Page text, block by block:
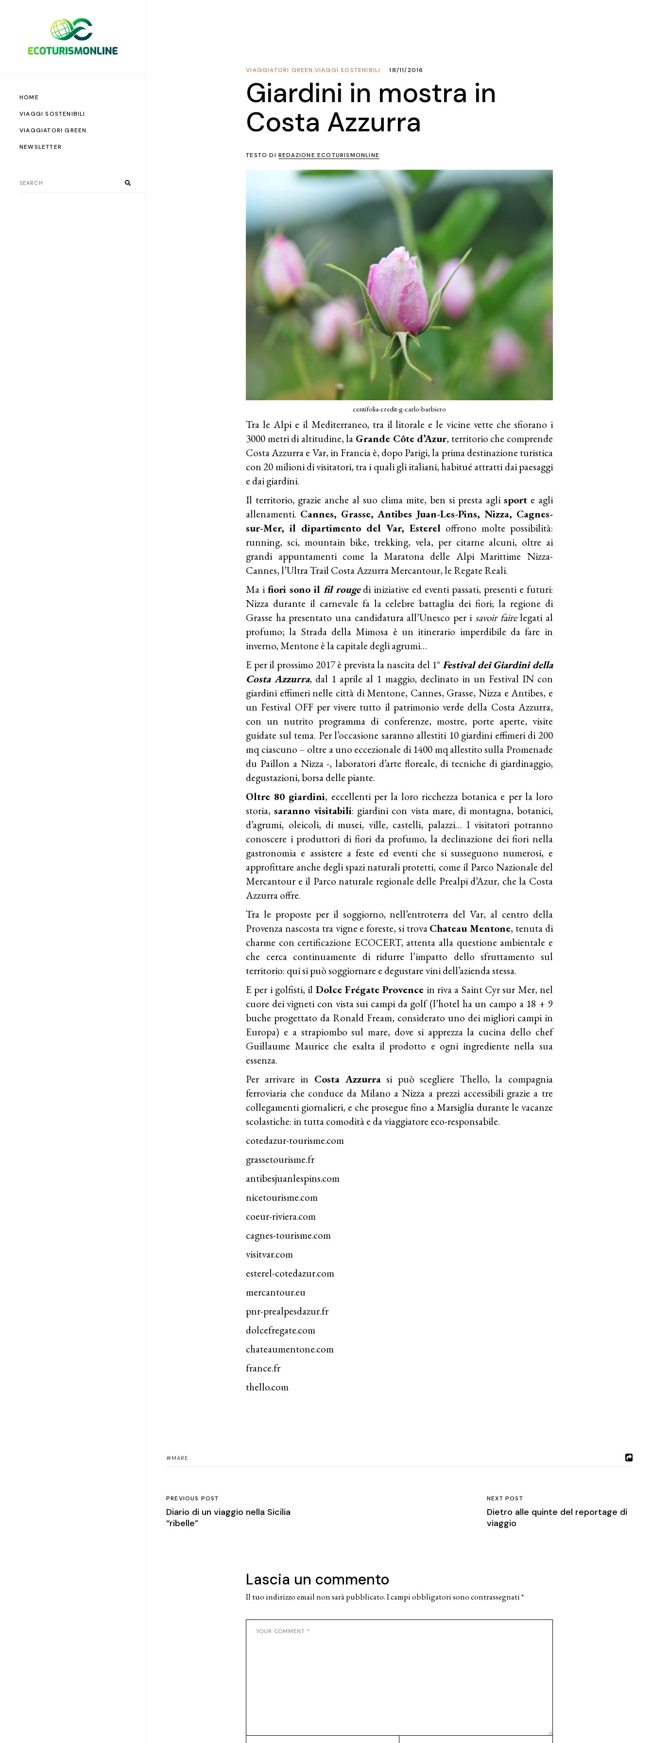
HOME
VIAGGI SOSTENIBILI
VIAGGIATORI GREEN
NEWSLETTER
VIAGGI SOSTENIBILI
,
VIAGGIATORI GREEN 18/11/2016
Giardini in mostra in
Costa Azzurra
TESTO DI REDAZIONE ECOTURISMONLINE
centifolia-credit-g-carlo-barbiero
Tra le Alpi e il Mediterraneo, tra il litorale e le vicine vette che sfiorano i
3000 metri di altitudine, la Grande Côte d’Azur, territorio che comprende
Costa Azzurra e Var, in Francia è, dopo Parigi, la prima destinazione turistica
con 20 milioni di visitatori, tra i quali gli italiani, habitué attratti dai paesaggi
e dai giardini.
Il territorio, grazie anche al suo clima mite, ben si presta agli sporte agli
allenamenti. Cannes, Grasse, Antibes Juan-Les-Pins, Nizza, Cagnes-
sur-Mer, il dipartimento del Var, Esterel offrono molte possibilità:
running, sci, mountain bike, trekking, vela, per citarne alcuni, oltre ai
grandi appuntamenti come la Maratona delle Alpi Marittime Nizza-
Cannes, l’Ultra Trail Costa Azzurra Mercantour, le Regate Reali.
Ma ifiori sono il fil rougedi iniziative ed eventi passati, presenti e futuri:
Nizza durante il carnevale fa la celebre battaglia dei fiori; la regione di
Grasse ha presentato una candidatura all’Unesco per i savoir fairelegati al
profumo; la Strada della Mimosa è un itinerario imperdibile da fare in
inverno, Mentone è la capitale degli agrumi…
E per il prossimo 2017 è prevista la nascita del 1° Festival dei Giardini della
Costa Azzurra, dal 1 aprile al 1 maggio, declinato in un Festival IN con
giardini effimeri nelle città di Mentone, Cannes, Grasse, Nizza e Antibes, e
un Festival OFF per vivere tutto il patrimonio verde della Costa Azzurra,
con un nutrito programma di conferenze, mostre, porte aperte, visite
guidate sul tema. Per l’occasione saranno allestiti 10 giardini effimeri di 200
mq ciascuno – oltre a uno eccezionale di 1400 mq allestito sulla Promenade
du Paillon a Nizza -, laboratori d’arte floreale, di tecniche di giardinaggio,
degustazioni, borsa delle piante.
Oltre 80 giardini, eccellenti per la loro ricchezza botanica e per la loro
storia,saranno visitabili: giardini con vista mare, di montagna, botanici,
d’agrumi, oleicoli, di musei, ville, castelli, palazzi… I visitatori potranno
conoscere i produttori di fiori da profumo, la declinazione dei fiori nella
gastronomia e assistere a feste ed eventi che si susseguono numerosi, e
approfittare anche degli spazi naturali protetti, come il Parco Nazionale del
Mercantour e il Parco naturale regionale delle Prealpi d’Azur, che la Costa
Azzurra offre.
Tra le proposte per il soggiorno, nell’entroterra del Var, al centro della
Provenza nascosta tra vigne e foreste, si trovaChateau Mentone, tenuta di
charme con certificazione ECOCERT, attenta alla questione ambientale e
che cerca continuamente di ridurre l’impatto dello sfruttamento sul
territorio: qui si può soggiornare e degustare vini dell’azienda stessa.
E per i golfisti, il Dolce Frégate Provence in riva a Saint Cyr sur Mer, nel
cuore dei vigneti con vista sui campi da golf (l’hotel ha un campo a 18 + 9
buche progettato da Ronald Fream, considerato uno dei migliori campi in
Europa) e a strapiombo sul mare, dove si apprezza la cucina dello chef
Guillaume Maurice che esalta il prodotto e ogni ingrediente nella sua
essenza.
Per arrivare in Costa Azzurra si può scegliere Thello, la compagnia
ferroviaria che conduce da Milano a Nizza a prezzi accessibili grazie a tre
collegamenti giornalieri, e che prosegue fino a Marsiglia durante le vacanze
scolastiche: in tutta comodità e da viaggiatore eco-responsabile.
cotedazur-tourisme.com
grassetourisme.fr
antibesjuanlespins.com
nicetourisme.com
coeur-riviera.com
cagnes-tourisme.com
visitvar.com
esterel-cotedazur.com
mercantour.eu
pnr-prealpesdazur.fr
dolcefregate.com
chateaumentone.com
france.fr
thello.com
MARE
PREVIOUS POST
Diario di un viaggio nella Sicilia
“ribelle”
NEXT POST
Dietro alle quinte del reportage di
viaggio
Lascia un commento
Il tuo indirizzo email non sarà pubblicato.I campi obbligatori sono contrassegnati*